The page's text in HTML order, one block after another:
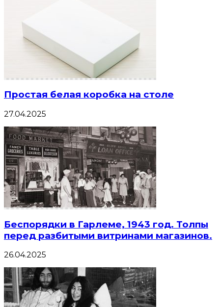
Простая белая коробка на столе
27.04.2025
Беспорядки в Гарлеме, 1943 год. Толпы
перед разбитыми витринами магазинов.
26.04.2025